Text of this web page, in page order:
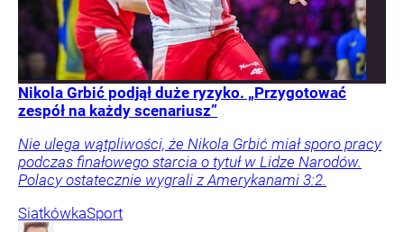
Nikola Grbić podjął duże ryzyko. „Przygotować
zespół na każdy scenariusz”
Nie ulega wątpliwości, że Nikola Grbić miał sporo pracy
podczas finałowego starcia o tytuł w Lidze Narodów.
Polacy ostatecznie wygrali z Amerykanami 3:2.
SiatkówkaSport